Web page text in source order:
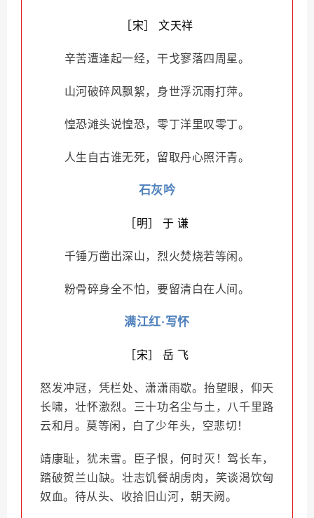
［宋］ 文天祥
辛苦遭逢起一经，干戈寥落四周星。
山河破碎风飘絮，身世浮沉雨打萍。
惶恐滩头说惶恐，零丁洋里叹零丁。
人生自古谁无死，留取丹心照汗青。
石灰吟
［明］ 于 谦
千锤万凿出深山，烈火焚烧若等闲。
粉骨碎身全不怕，要留清白在人间。
满江红·写怀
［宋］ 岳 飞
怒发冲冠，凭栏处、潇潇雨歇。抬望眼，仰天
长啸，壮怀激烈。三十功名尘与土，八千里路
云和月。莫等闲，白了少年头，空悲切！
靖康耻，犹未雪。臣子恨，何时灭！驾长车，
踏破贺兰山缺。壮志饥餐胡虏肉，笑谈渴饮匈
奴血。待从头、收拾旧山河，朝天阙。